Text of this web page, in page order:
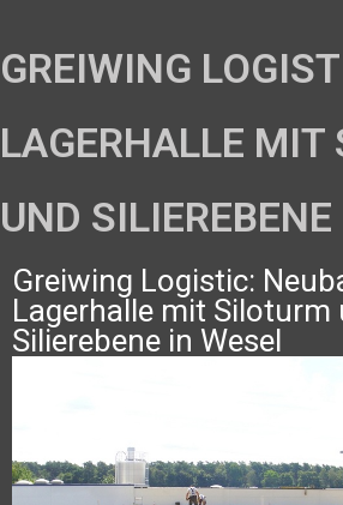
GREIWING
LAGERHALLE MIT
UND
Greiwing Logistic:
Lagerhalle mit Siloturm
Silierebene in Wesel